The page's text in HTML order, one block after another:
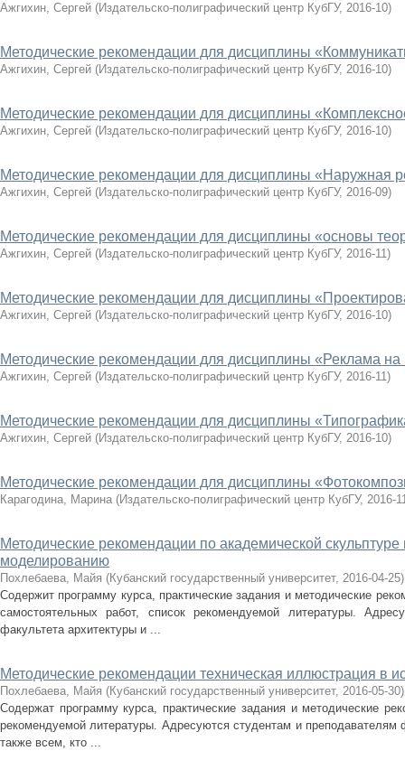
Ажгихин, Сергей (Издательско-полиграфический центр КубГУ, 2016-10)
Методические рекомендации для дисциплины
Ажгихин, Сергей (Издательско-полиграфический центр КубГУ, 2016-10)
Методические рекомендации для дисциплины
Ажгихин, Сергей (Издательско-полиграфический центр КубГУ, 2016-10)
Методические рекомендации для дисциплины «Наружная
Ажгихин, Сергей (Издательско-полиграфический центр КубГУ, 2016-09)
Методические рекомендации для дисциплины «основы
Ажгихин, Сергей (Издательско-полиграфический центр КубГУ, 2016-11)
Методические рекомендации для дисциплины
Ажгихин, Сергей (Издательско-полиграфический центр КубГУ, 2016-10)
Методические рекомендации для дисциплины «Реклама
Ажгихин, Сергей (Издательско-полиграфический центр КубГУ, 2016-11)
Методические рекомендации для дисциплины
Ажгихин, Сергей (Издательско-полиграфический центр КубГУ, 2016-10)
Методические рекомендации для дисциплины
Карагодина, Марина (Издательско-полиграфический центр КубГУ, 2016-
Методические рекомендации по академической скульптуре
моделированию
Похлебаева, Майя (Кубанский государственный университет, 2016-04-25)
Содержит программу курса, практические задания и методические
самостоятельных работ, список рекомендуемой литературы.
факультета архитектуры и ...
Методические рекомендации техническая иллюстрация в
Похлебаева, Майя (Кубанский государственный университет, 2016-05-30)
Содержат программу курса, практические задания и методические
рекомендуемой литературы. Адресуются студентам и преподавателям
также всем, кто ...